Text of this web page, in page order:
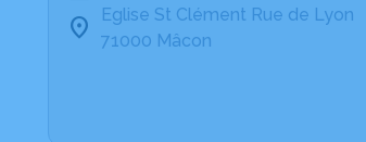
Eglise St Clément Rue de Lyon
71000 Mâcon